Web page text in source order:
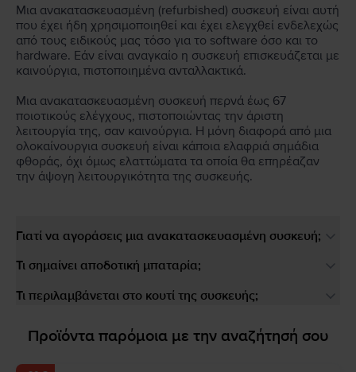
Μια ανακατασκευασμένη (refurbished) συσκευή είναι αυτή
που έχει ήδη χρησιμοποιηθεί και έχει ελεγχθεί ενδελεχώς
από τους ειδικούς μας τόσο για το software όσο και το
hardware. Εάν είναι αναγκαίο η συσκευή επισκευάζεται με
καινούργια, πιστοποιημένα ανταλλακτικά.
Μια ανακατασκευασμένη συσκευή περνά έως 67
ποιοτικούς ελέγχους, πιστοποιώντας την άριστη
λειτουργία της, σαν καινούργια. Η μόνη διαφορά από μια
ολοκαίνουργια συσκευή είναι κάποια ελαφριά σημάδια
φθοράς, όχι όμως ελαττώματα τα οποία θα επηρέαζαν
την άψογη λειτουργικότητα της συσκευής.
Γιατί να αγοράσεις μια ανακατασκευασμένη συσκευή;
Τι σημαίνει αποδοτική μπαταρία;
Τι περιλαμβάνεται στο κουτί της συσκευής;
Προϊόντα παρόμοια με την αναζήτησή σου